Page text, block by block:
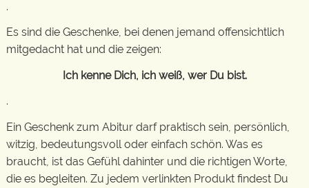
.
Es sind die Geschenke, bei denen jemand offensichtlich
mitgedacht hat und die zeigen:
Ich kenne Dich, ich weiß, wer Du bist.
.
Ein Geschenk zum Abitur darf praktisch sein, persönlich,
witzig, bedeutungsvoll oder einfach schön. Was es
braucht, ist das Gefühl dahinter und die richtigen Worte,
die es begleiten. Zu jedem verlinkten Produkt findest Du